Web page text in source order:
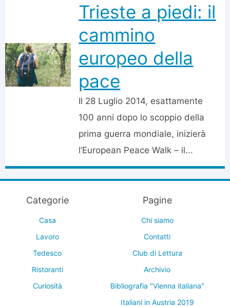
Trieste a piedi: il
cammino
europeo della
pace
Il 28 Luglio 2014, esattamente
100 anni dopo lo scoppio della
prima guerra mondiale, inizierà
l’European Peace Walk – il...
Categorie
Casa
Lavoro
Tedesco
Ristoranti
Curiosità
Pagine
Chi siamo
Contatti
Club di Lettura
Archivio
Bibliografia "Vienna italiana"
Italiani in Austria 2019